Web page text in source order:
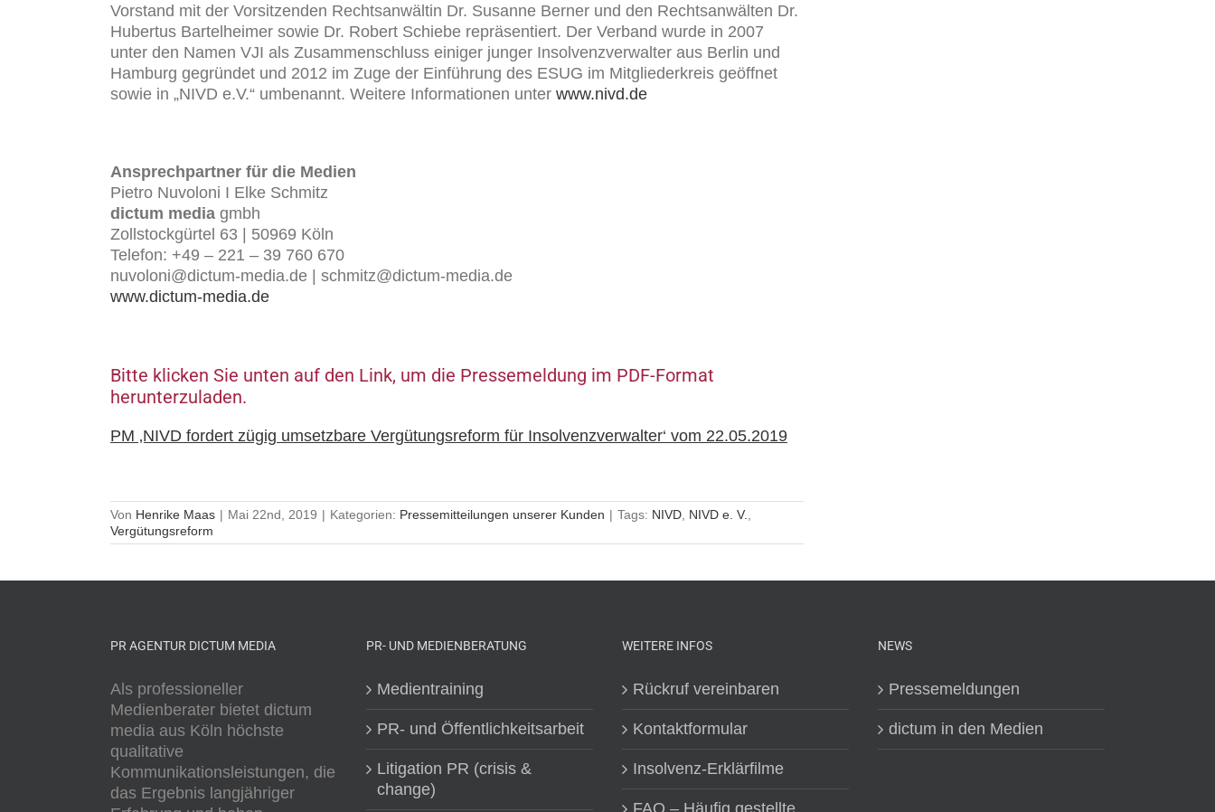
Vorstand mit der Vorsitzenden Rechtsanwältin Dr. Susanne Berner und den Rechtsanwälten Dr.
Hubertus Bartelheimer sowie Dr. Robert Schiebe repräsentiert. Der Verband wurde in 2007
unter den Namen VJI als Zusammenschluss einiger junger Insolvenzverwalter aus Berlin und
Hamburg gegründet und 2012 im Zuge der Einführung des ESUG im Mitgliederkreis geöffnet
sowie in „NIVD e.V.“ umbenannt. Weitere Informationen unter www.nivd.de
Ansprechpartner für die Medien
Pietro Nuvoloni I Elke Schmitz
dictum media gmbh
Zollstockgürtel 63 | 50969 Köln
Telefon: +49 – 221 – 39 760 670
nuvoloni@dictum-media.de | schmitz@dictum-media.de
www.dictum-media.de
Bitte klicken Sie unten auf den Link, um die Pressemeldung im PDF-Format
herunterzuladen.
PM ‚NIVD fordert zügig umsetzbare Vergütungsreform für Insolvenzverwalter‘ vom 22.05.2019
Von Henrike Maas | Mai 22nd, 2019 | Kategorien: Pressemitteilungen unserer Kunden | Tags: NIVD NIVD e. V.
Vergütungsreform
PR AGENTUR DICTUM MEDIA
Als professioneller
Medienberater bietet dictum
media aus Köln höchste
qualitative
Kommunikationsleistungen, die
das Ergebnis langjähriger
PR- UND MEDIENBERATUNG
Medientraining
PR- und Öffentlichkeitsarbeit
Litigation PR (crisis &
change)
WEITERE INFOS
Rückruf vereinbaren
Kontaktformular
Insolvenz-Erklärfilme
FAQ – Häufig gestellte
NEWS
Pressemeldungen
dictum in den Medien